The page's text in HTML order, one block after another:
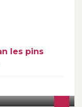
les pins